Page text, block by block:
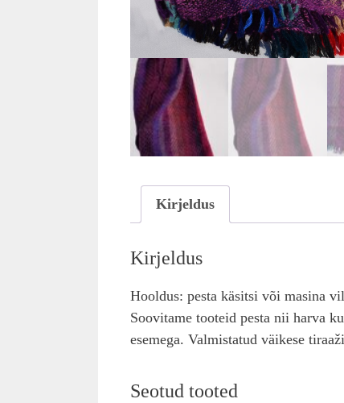
Kirjeldus
Kirjeldus
Hooldus: pesta käsitsi või masina
Soovitame tooteid pesta nii harva
esemega. Valmistatud väikese
Seotud tooted